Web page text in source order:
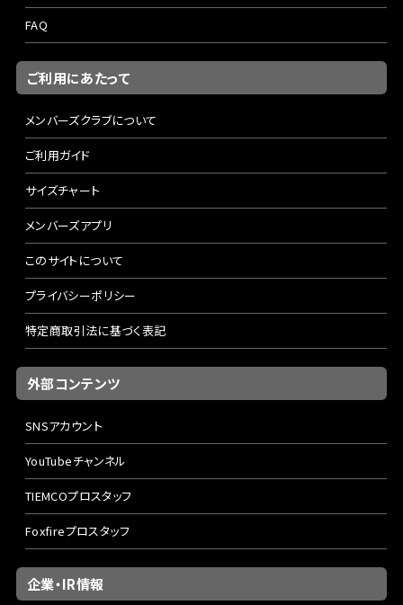
FAQ
ご利用にあたって
メンバーズクラブについて
ご利用ガイド
サイズチャート
メンバーズアプリ
このサイトについて
プライバシーポリシー
特定商取引法に基づく表記
外部コンテンツ
SNSアカウント
YouTubeチャンネル
TIEMCOプロスタッフ
Foxfireプロスタッフ
企業・IR情報